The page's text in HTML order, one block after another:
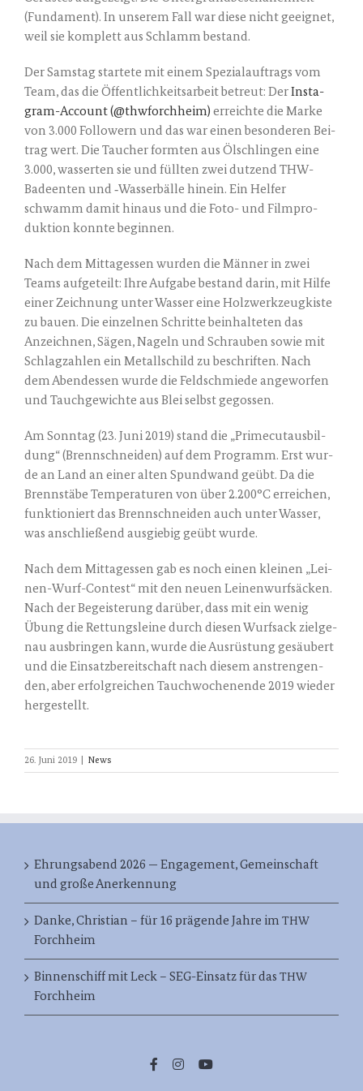
(Fun­da­ment). In unse­rem Fall war die­se nicht geeig­net,
weil sie kom­plett aus Schlamm bestand.
Der Sams­tag star­te­te mit einem Spe­zi­al­auf­trags vom
Team, das die Öffent­lich­keits­ar­beit betreut: DerInsta­
gram-Account (@thwforchheim) erreich­te die Mar­ke
von 3.000 Fol­lo­wern und das war einen beson­de­ren Bei­
trag wert. Die Tau­cher form­ten aus Ölsch­lin­gen eine
3.000, was­ser­ten sie und füll­ten zwei dut­zend THW-
Bade­en­ten und ‑Was­ser­bäl­le hin­ein. Ein Hel­fer
schwamm damit hin­aus und die Foto- und Film­pro­
duk­ti­on konn­te beginnen.
Nach dem Mit­tag­essen wur­den die Män­ner in zwei
Teams auf­ge­teilt: Ihre Auf­ga­be bestand dar­in, mit Hil­fe
einer Zeich­nung unter Was­ser eine Holz­werk­zeug­kis­te
zu bau­en. Die ein­zel­nen Schrit­te beinhal­te­ten das
Anzeich­nen, Sägen, Nageln und Schrau­ben sowie mit
Schlag­zah­len ein Metall­schild zu beschrif­ten. Nach
dem Abend­essen wur­de die Feld­schmie­de ange­wor­fen
und Tauch­ge­wich­te aus Blei selbst gegossen.
Am Sonn­tag (23. Juni 2019) stand die „Pri­me­cut­aus­bil­
dung“ (Brenn­schnei­den) auf dem Pro­gramm. Erst wur­
de an Land an einer alten Spund­wand geübt. Da die
Brenn­stä­be Tem­pe­ra­tu­ren von über 2.200°C errei­chen,
funk­tio­niert das Brenn­schnei­den auch unter Was­ser,
was anschlie­ßend aus­gie­big geübt wurde.
Nach dem Mit­tag­essen gab es noch einen klei­nen „Lei­
nen-Wurf-Con­test“ mit den neu­en Lei­nen­wurf­sä­cken.
Nach der Begeis­te­rung dar­über, dass mit ein wenig
Übung die Ret­tungs­lei­ne durch die­sen Wurf­sack ziel­ge­
nau aus­brin­gen kann, wur­de die Aus­rüs­tung gesäu­bert
und die Ein­satz­be­reit­schaft nach die­sem anstren­gen­
den, aber erfolg­rei­chen Tauch­wo­chen­en­de 2019 wie­der
hergestellt.
26. Juni 2019 News
Ehrungsabend 2026 — Engagement, Gemeinschaft
und große Anerkennung
Danke, Christian – für 16 prägende Jahre im THW
Forchheim
Binnenschiff mit Leck – SEG-Einsatz für das THW
Forchheim